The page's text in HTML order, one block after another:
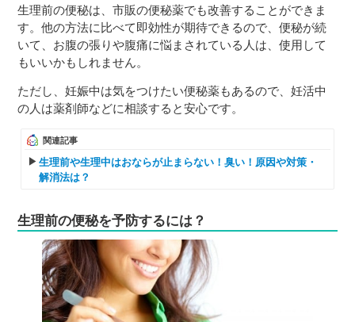
生理前の便秘は、市販の便秘薬でも改善することができま
す。他の方法に比べて即効性が期待できるので、便秘が続
いて、お腹の張りや腹痛に悩まされている人は、使用して
もいいかもしれません。
ただし、妊娠中は気をつけたい便秘薬もあるので、妊活中
の人は薬剤師などに相談すると安心です。
関連記事
生理前や生理中はおならが止まらない！臭い！原因や対策・
解消法は？
生理前の便秘を予防するには？